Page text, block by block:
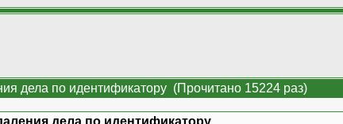
дела по идентификатору (Прочитано 15224 раз)
дела по идентификатору